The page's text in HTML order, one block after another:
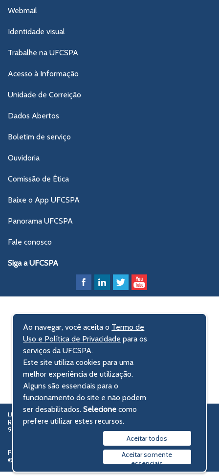
Webmail
Identidade visual
Trabalhe na UFCSPA
Acesso à Informação
Unidade de Correição
Dados Abertos
Boletim de serviço
Ouvidoria
Comissão de Ética
Baixe o App UFCSPA
Panorama UFCSPA
Fale conosco
Siga a UFCSPA
UFCSPA – Universidade Federal de Ciências da Saúde de Porto Alegre
Rua Sarmento Leite, 245 - Centro Histórico
90050-170 Porto Alegre, RS, Brasil
Política de privacidade
© 2009-2026 UFCSPA
Ao navegar, você aceita o Termo de
Uso e Política de Privacidade para os
serviços da UFCSPA.
Este site utiliza cookies para uma
melhor experiência de utilização.
Alguns são essenciais para o
funcionamento do site e não podem
ser desabilitados.Selecionecomo
prefere utilizar estes recursos.
Aceitar todos
Aceitar somente
essenciais